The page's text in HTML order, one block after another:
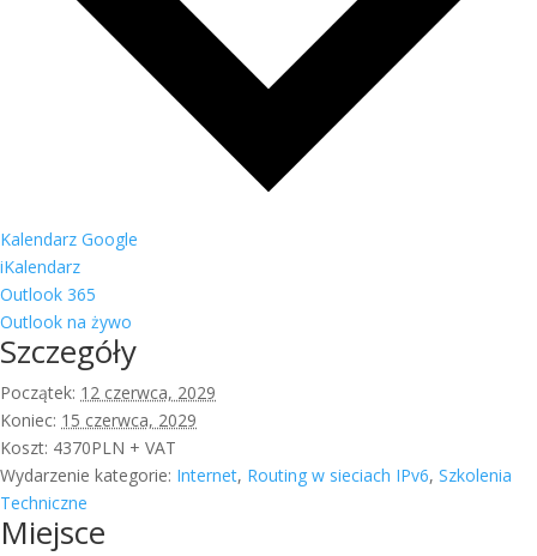
Kalendarz Google
iKalendarz
Outlook 365
Outlook na żywo
Szczegóły
Początek: 12 czerwca, 2029
Koniec: 15 czerwca, 2029
Koszt: 4370PLN + VAT
Wydarzenie kategorie: Internet, Routing w sieciach IPv6, Szkolenia
Techniczne
Miejsce